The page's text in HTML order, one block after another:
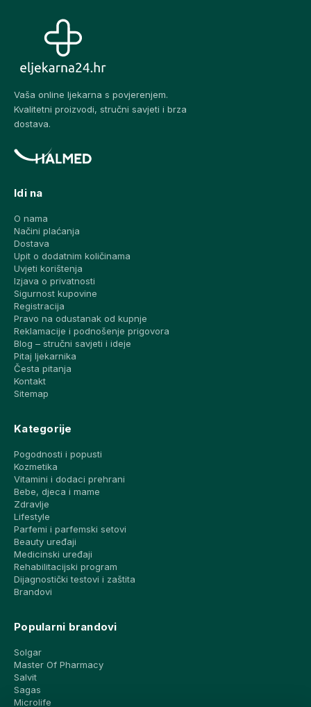
Vaša online ljekarna s povjerenjem.
Kvalitetni proizvodi, stručni savjeti i brza
dostava.
Idi na
O nama
Načini plaćanja
Dostava
Upit o dodatnim količinama
Uvjeti korištenja
Izjava o privatnosti
Sigurnost kupovine
Registracija
Pravo na odustanak od kupnje
Reklamacije i podnošenje prigovora
Blog – stručni savjeti i ideje
Pitaj ljekarnika
Česta pitanja
Kontakt
Sitemap
Kategorije
Pogodnosti i popusti
Kozmetika
Vitamini i dodaci prehrani
Bebe, djeca i mame
Zdravlje
Lifestyle
Parfemi i parfemski setovi
Beauty uređaji
Medicinski uređaji
Rehabilitacijski program
Dijagnostički testovi i zaštita
Brandovi
Popularni brandovi
Solgar
Master Of Pharmacy
Salvit
Sagas
Microlife